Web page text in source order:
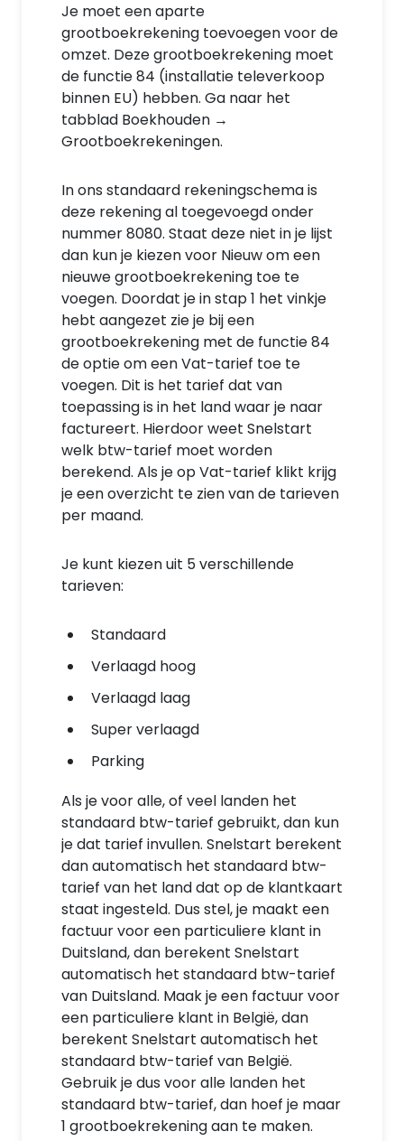
Je moet een aparte
grootboekrekening toevoegen voor de
omzet. Deze grootboekrekening moet
de functie 84 (installatie televerkoop
binnen EU) hebben. Ga naar het
tabblad Boekhouden →
Grootboekrekeningen.
In ons standaard rekeningschema is
deze rekening al toegevoegd onder
nummer 8080. Staat deze niet in je lijst
dan kun je kiezen voor Nieuw om een
nieuwe grootboekrekening toe te
voegen. Doordat je in stap 1 het vinkje
hebt aangezet zie je bij een
grootboekrekening met de functie 84
de optie om een Vat-tarief toe te
voegen. Dit is het tarief dat van
toepassing is in het land waar je naar
factureert. Hierdoor weet Snelstart
welk btw-tarief moet worden
berekend. Als je op Vat-tarief klikt krijg
je een overzicht te zien van de tarieven
per maand.
Je kunt kiezen uit 5 verschillende
tarieven:
Standaard
Verlaagd hoog
Verlaagd laag
Super verlaagd
Parking
Als je voor alle, of veel landen het
standaard btw-tarief gebruikt, dan kun
je dat tarief invullen. Snelstart berekent
dan automatisch het standaard btw-
tarief van het land dat op de klantkaart
staat ingesteld. Dus stel, je maakt een
factuur voor een particuliere klant in
Duitsland, dan berekent Snelstart
automatisch het standaard btw-tarief
van Duitsland. Maak je een factuur voor
een particuliere klant in België, dan
berekent Snelstart automatisch het
standaard btw-tarief van België.
Gebruik je dus voor alle landen het
standaard btw-tarief, dan hoef je maar
1 grootboekrekening aan te maken.